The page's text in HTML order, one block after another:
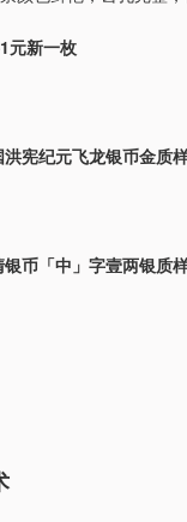
元新一枚
宪纪元飞龙银币金质
币「中」字壹两银质